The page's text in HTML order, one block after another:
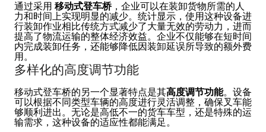
通过采用 移动式登车桥，企业可以在装卸货物所需的人
力和时间上实现明显的减少。统计显示，使用这种设备进
行装卸作业相比传统方式减少了大量无效的劳动力，进而
提高了物流运输的整体经济效益。企业不仅能够在短时间
内完成装卸任务，还能够降低因装卸延误所导致的额外费
用。
多样化的高度调节功能
移动式登车桥的另一个显著特点是其高度调节功能。设备
可以根据不同类型车辆的高度进行灵活调整，确保叉车能
够顺利进出。无论是高低不一的货车车型，还是特殊的运
输需求，这种设备的适应性都能满足。